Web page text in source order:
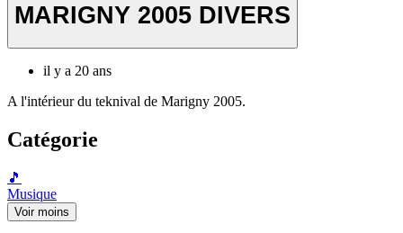
MARIGNY 2005 DIVERS
il y a 20 ans
A l'intérieur du teknival de Marigny 2005.
Catégorie
🎵
Musique
Voir moins